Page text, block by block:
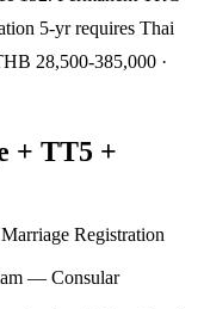
5-yr requires Thai
28,500-385,000 ·
+ TT5 +
Registration
— Consular